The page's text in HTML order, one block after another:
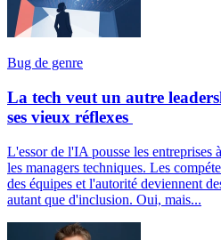
Bug de genre
La tech veut un autre
ses vieux réflexes
L'essor de l'IA pousse les entreprises
les managers techniques. Les
des équipes et l'autorité deviennent
autant que d'inclusion. Oui, mais...